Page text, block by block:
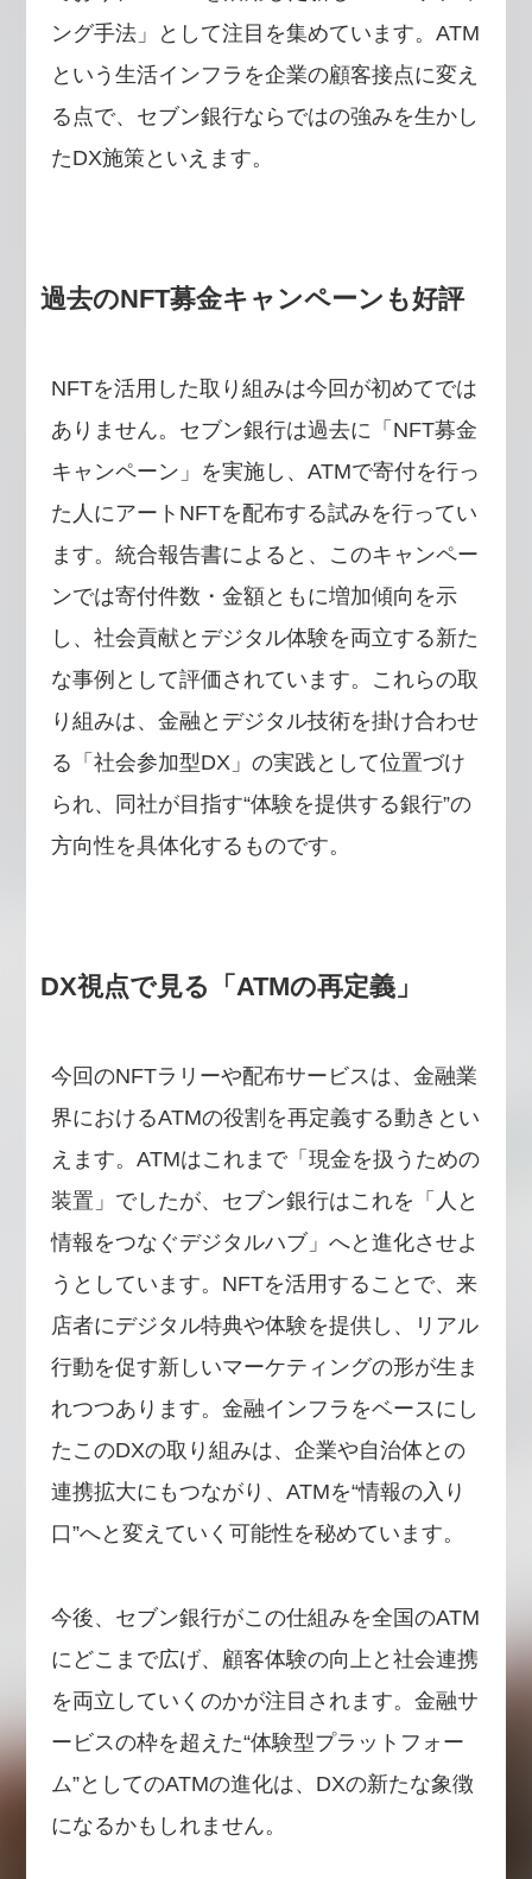
ング手法」として注目を集めています。ATM
という生活インフラを企業の顧客接点に変え
る点で、セブン銀行ならではの強みを生かし
たDX施策といえます。
過去のNFT募金キャンペーンも好評
NFTを活用した取り組みは今回が初めてでは
ありません。セブン銀行は過去に「NFT募金
キャンペーン」を実施し、ATMで寄付を行っ
た人にアートNFTを配布する試みを行ってい
ます。統合報告書によると、このキャンペー
ンでは寄付件数・金額ともに増加傾向を示
し、社会貢献とデジタル体験を両立する新た
な事例として評価されています。これらの取
り組みは、金融とデジタル技術を掛け合わせ
る「社会参加型DX」の実践として位置づけ
られ、同社が目指す“体験を提供する銀行”の
方向性を具体化するものです。
DX視点で見る「ATMの再定義」
今回のNFTラリーや配布サービスは、金融業
界におけるATMの役割を再定義する動きとい
えます。ATMはこれまで「現金を扱うための
装置」でしたが、セブン銀行はこれを「人と
情報をつなぐデジタルハブ」へと進化させよ
うとしています。NFTを活用することで、来
店者にデジタル特典や体験を提供し、リアル
行動を促す新しいマーケティングの形が生ま
れつつあります。金融インフラをベースにし
たこのDXの取り組みは、企業や自治体との
連携拡大にもつながり、ATMを“情報の入り
口”へと変えていく可能性を秘めています。
今後、セブン銀行がこの仕組みを全国のATM
にどこまで広げ、顧客体験の向上と社会連携
を両立していくのかが注目されます。金融サ
ービスの枠を超えた“体験型プラットフォー
ム”としてのATMの進化は、DXの新たな象徴
になるかもしれません。